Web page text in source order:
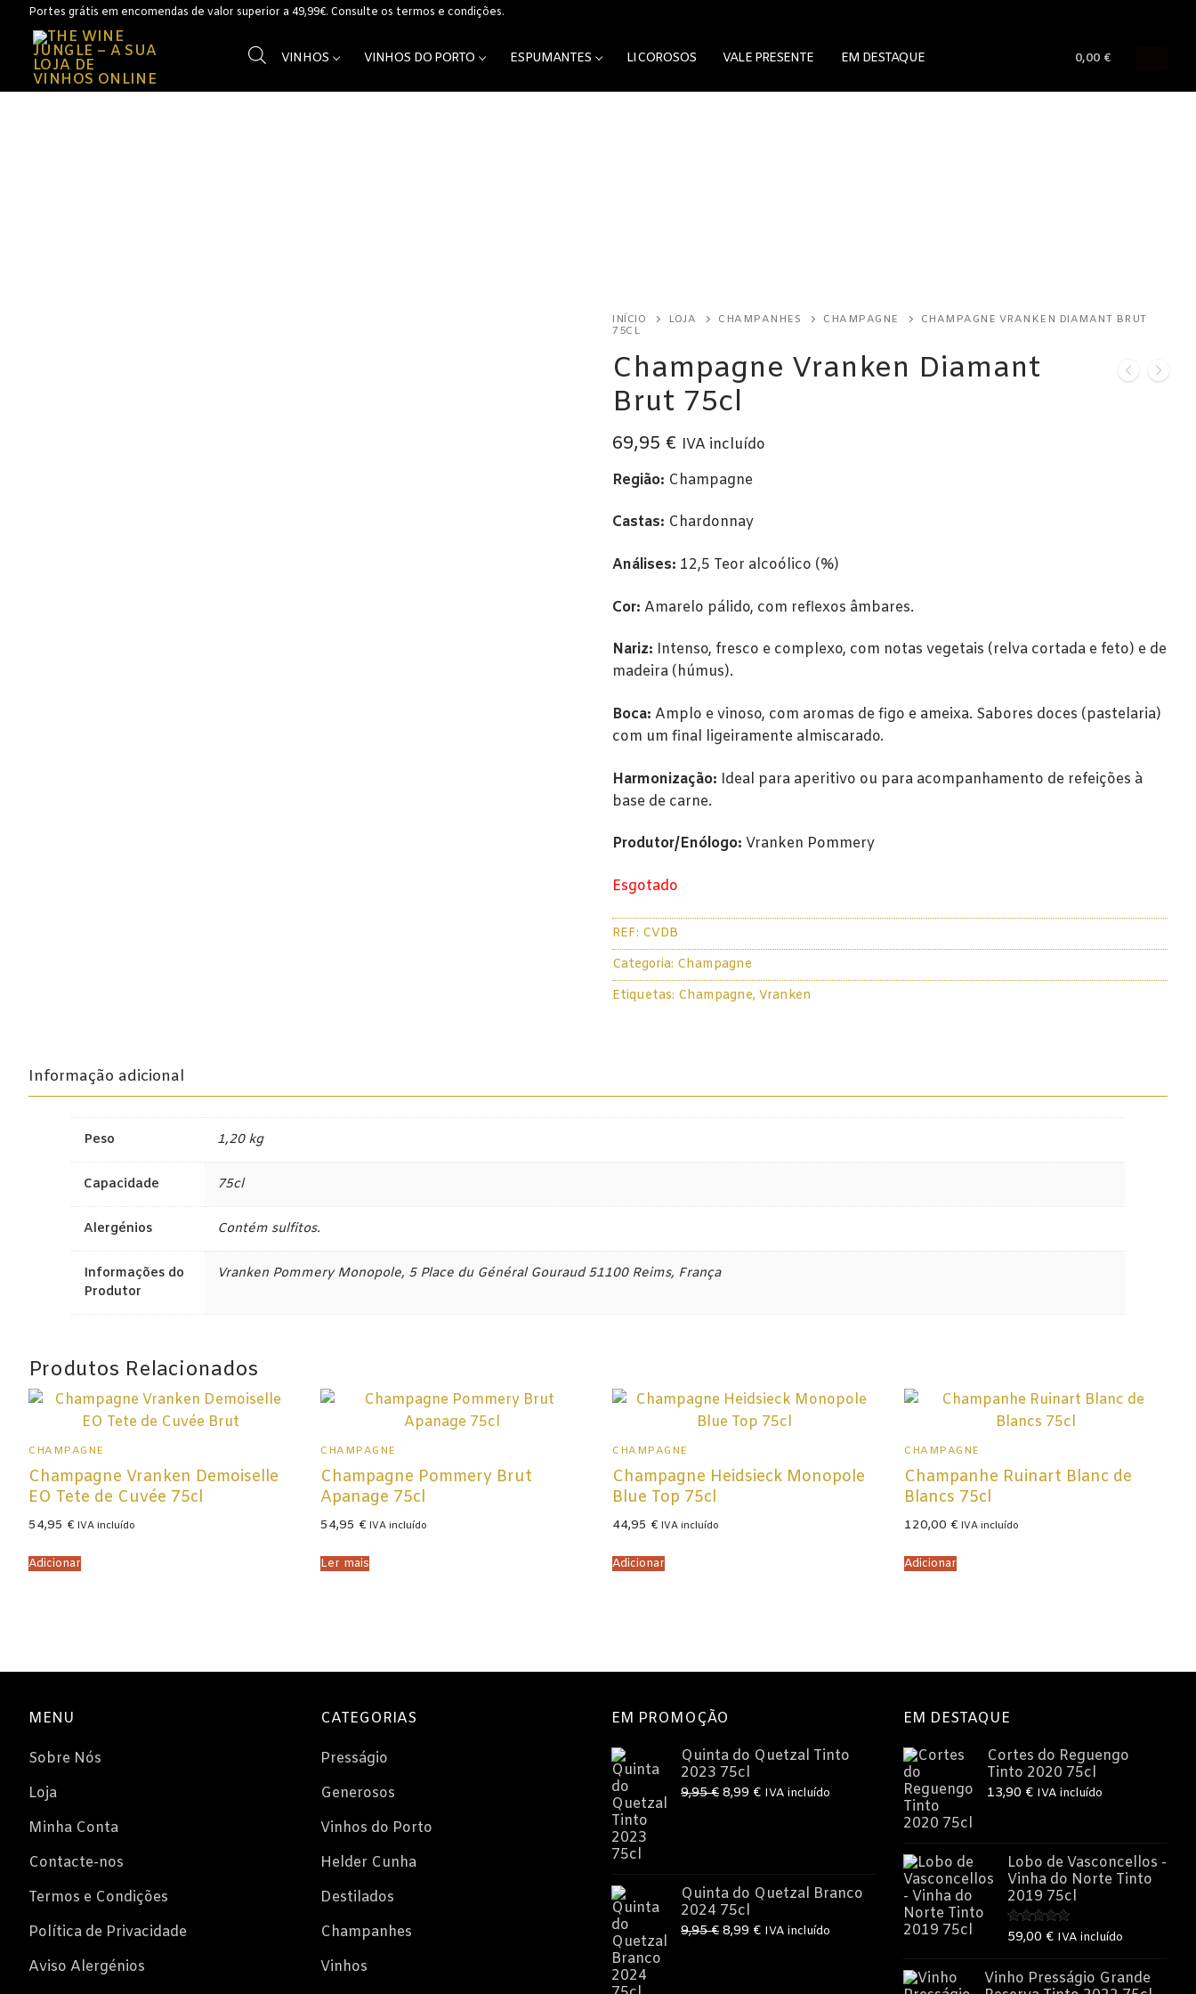
Saltar
conteúdo
Portes grátis em encomendas de valor superior a 49,99€. Consulte os termos e condições.
VINHOS VINHOS DO PORTO ESPUMANTES LICOROSOS VALE PRESENTE EM DESTAQUE 0,00 €
Bairrada
Lisboa
Tejo
Tawny
Branco
Espumantes
Champagne
Em Destaque
INÍCIO LOJA CHAMPANHES CHAMPAGNE
CHAMPAGNE VRANKEN DIAMANT BRUT
75CL
Champagne Vranken Diamant
Brut 75cl
69,95 € IVA incluído
Região: Champagne
Castas: Chardonnay
Análises: 12,5 Teor alcoólico (%)
Cor: Amarelo pálido, com reflexos âmbares.
Nariz: Intenso, fresco e complexo, com notas vegetais (relva cortada e feto) e de
madeira (húmus).
Boca: Amplo e vinoso, com aromas de figo e ameixa. Sabores doces (pastelaria)
com um final ligeiramente almiscarado.
Harmonização: Ideal para aperitivo ou para acompanhamento de refeições à
base de carne.
Produtor/Enólogo: Vranken Pommery
Esgotado
REF: CVDB
Categoria: Champagne
Etiquetas: Champagne, Vranken
Informação adicional
Peso 1,20 kg
Capacidade 75cl
Alergénios Contém sulfitos.
Informações do
Produtor
Vranken Pommery Monopole, 5 Place du Général Gouraud 51100 Reims, França
Produtos Relacionados
CHAMPAGNE
Champagne Vranken Demoiselle
EO Tete de Cuvée 75cl
54,95 € IVA incluído
Adicionar
CHAMPAGNE
Champagne Pommery Brut
Apanage 75cl
54,95 € IVA incluído
Ler mais
CHAMPAGNE
Champagne Heidsieck Monopole
Blue Top 75cl
44,95 € IVA incluído
Adicionar
CHAMPAGNE
Champanhe Ruinart Blanc de
Blancs 75cl
120,00 € IVA incluído
Adicionar
MENU
Sobre Nós
Loja
Minha Conta
Contacte-nos
Termos e Condições
Política de Privacidade
Aviso Alergénios
CATEGORIAS
Presságio
Generosos
Vinhos do Porto
Helder Cunha
Destilados
Champanhes
Vinhos
EM PROMOÇÃO
Quinta do Quetzal Tinto
2023 75cl
9,95€ O
8,99 €OIVA incluído
Quinta do Quetzal Branco
2024 75cl
9,95€ O
8,99 €OIVA incluído
EM DESTAQUE
Cortes do Reguengo
Tinto 2020 75cl
13,90 € IVA incluído
Lobo de Vasconcellos -
Vinha do Norte Tinto
2019 75cl
Avaliação
5.00de 5
59,00 € IVA incluído
Vinho Presságio Grande